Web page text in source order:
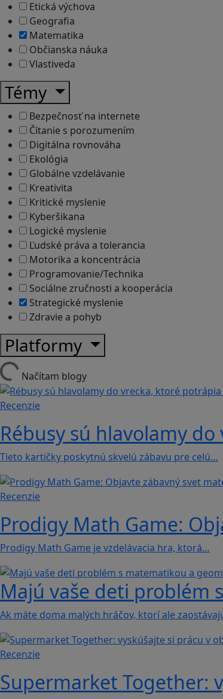
Etická výchova
Geografia
Matematika
Občianska náuka
Vlastiveda
Témy
Bezpečnosť na internete
Čítanie s porozumením
Digitálna rovnováha
Ekológia
Globálne vzdelávanie
Kreativita
Kritické myslenie
Kyberšikana
Logické myslenie
Ľudské práva a tolerancia
Motorika a koncentrácia
Programovanie/Technika
Sociálne zručnosti a kooperácia
Strategické myslenie
Zdravie a pohyb
Platformy
Načítam blogy
Recenzie
Rébusy sú hlavolamy
Tieto kartičky poskytnú skvelú zábavu pre celú…
Recenzie
Prodigy Math Game:
Prodigy Math Game je vzdelávacia hra, ktorá…
Majú vaše deti problém
Ak máte doma malých hráčov, ktorí ale
Recenzie
Supermarket Together: